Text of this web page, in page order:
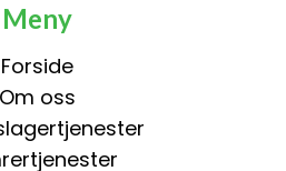
Meny
Forside
Om oss